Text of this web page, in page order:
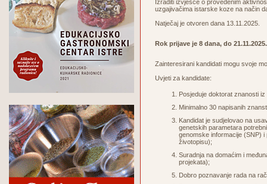
Izraditi izvješće o provedenim
uzgajivačima istarske koze na način
Natječaj je otvoren dana 13.11.2025.
Rok prijave je 8 dana, do
Zainteresirani kandidati mogu svoje
Uvjeti za kandidate:
Posjeduje doktorat znanosti
Minimalno 30 napisanih
Kandidat je sudjelovao na
genetskih parametara
genomske informacije (SNP)
životopisu);
Suradnja na domaćim i
projekata);
Dobro poznavanje rada na